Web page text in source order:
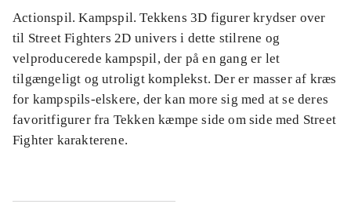
Actionspil. Kampspil. Tekkens 3D figurer krydser over
til Street Fighters 2D univers i dette stilrene og
velproducerede kampspil, der på en gang er let
tilgængeligt og utroligt komplekst. Der er masser af kræs
for kampspils-elskere, der kan more sig med at se deres
favoritfigurer fra Tekken kæmpe side om side med Street
Fighter karakterene.